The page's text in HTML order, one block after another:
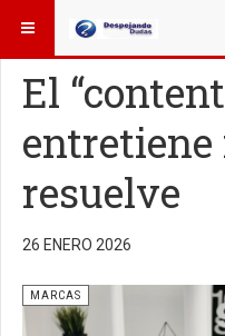
ESTÁ AQUÍ: MARCAS
El
resuelve
26 ENERO 2026
MARCAS